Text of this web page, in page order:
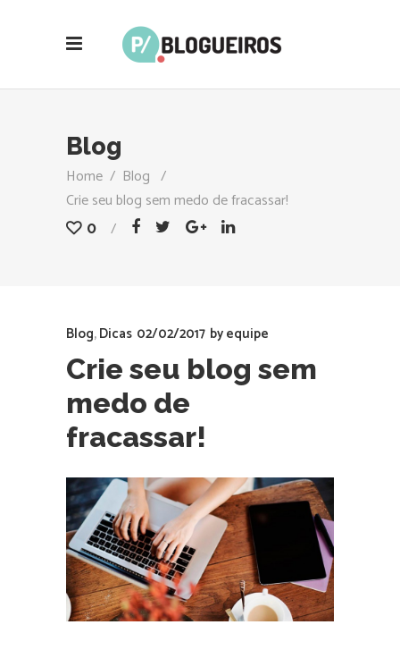
Blog
Home / Blog /
Crie seu blog sem medo de fracassar!
0
Blog,Dicas 02/02/2017 byequipe
Crie seu blog sem
medo de
fracassar!